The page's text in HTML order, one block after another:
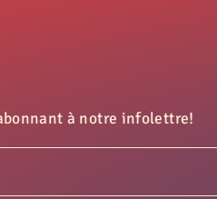
à notre infolettre!